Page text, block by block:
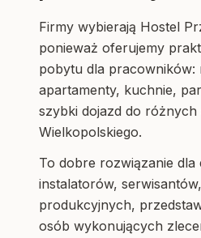
Firmy wybierają Hostel
ponieważ oferujemy
pobytu dla
apartamenty, kuchnie,
szybki dojazd do
Wielkopolskiego.
To dobre rozwiązanie
instalatorów,
produkcyjnych,
osób wykonujących